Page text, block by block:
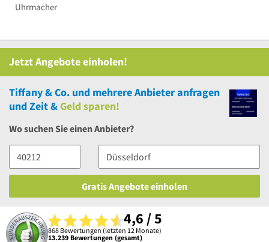
Uhrmacher
Jetzt Angebote einholen!
Tiffany & Co. und mehrereAnbieter anfragen
und Zeit &Geld sparen!
Wo suchen Sie einen Anbieter?
Gratis Angebote einholen
4,6 / 5
868 Bewertungen (letzten 12 Monate)
13.239 Bewertungen (gesamt)